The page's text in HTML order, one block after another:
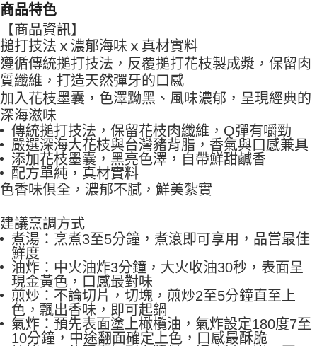
相關說明
【大哥付你分期使用說明】
1.本服務由台灣大哥大提供，台灣大哥大用戶可立即使用無須另外申請。
2.付款方式選擇「大哥付你分期」，訂單成立後會自動跳轉到大哥付的交易
流程，驗證手機門號後，選擇欲分期的期數、繳款截止日，確認付款後即完
成交易。
3.實際核准額度、可分期數及費用金額請依後續交易確認頁面所載為準。
4.訂單成立30分鐘內，如未前往確認交易或遇審核未通過，訂單將自動取
消。如遇「轉專審核」未通過狀況，表示未達大哥付你分期系統評分，恕無
法說明評估內容。
【繳款方式說明】
1.分期款項不併入電信帳單，「大哥付你分期」於每月結算日後寄送繳費提
醒簡訊。
2.透過簡訊連結打開帳單後，可選擇「超商條碼／台灣大直營門市／銀行轉
帳／街口支付／iPASS MONEY」等通路繳費。
1.本服務係由「台灣大哥大股份有限公司」（以下簡稱本公司）所提供，讓
用戶於交易時，得透過本服務購買商品或服務，並由商店將買賣／分期付款
買賣價金債權讓與本公司後，依約使用本公司帳單繳交帳款。
2.基於同意付款使用「大哥付你分期」之契約關係目的，商店將以您的個人
資料（包含姓名、電話或地址）提供予台灣大哥大進項蒐集、處理及利用，
由本公司與您本人進行分期帳單所需資料之確認、核對及更正。
3.完整用戶服務條款，請詳閱以下連結：https://oppay.tw/userRule
AFTEE先享後付
相關說明
【關於「AFTEE先享後付」】
AFTEE先享後付是「在收到商品之後才付款」的支付方式。 讓您購物簡單
便利好安心！
１．簡單：不需註冊會員、不需綁卡、不需儲值。
２．便利：只要手機號碼，簡訊認證，即可結帳。
３．安心：先確認商品／服務後，再付款。
【「AFTEE先享後付」結帳流程】
１．於結帳方式選擇「AFTEE先享後付」後，將跳轉至「AFTEE先享後付」
結帳頁面，進行簡訊認證並確認金額後，即可完成結帳。
２．訂單成立數日內，您將收到繳費通知簡訊。
ATM／網路銀行／等多元方式進行付款，方視為交易完成。
※ 請注意：結帳手續完成當下不需立刻繳費，但若您需要取消訂單，請聯絡
購買商品的店家。未經商家同意取消之訂單仍視為有效，需透過AFTEE先享
後付繳納相關費用。
※ 交易是否成功請以「AFTEE先享後付 」之結帳頁面顯示為準，若有關於
是否繳費成功／繳費後需取消欲退款等相關疑問，請聯繫「AFTEE先享後付
客戶支援中心」https://netprotections.freshdesk.com/support/home
【注意事項】
１．透過由恩沛科技股份有限公司提供之「AFTEE先享後付」服務完成之交
ATM付款
運送方式
一夫水產-冷凍7-11取貨(快速到店)
每筆NT$250，滿NT$2,000(含以上)免運費
一夫水產-冷凍宅配
每筆NT$250，滿NT$1,800(含以上)免運費
商品特色
【商品資訊】
搥打技法ｘ濃郁海味ｘ真材實料
遵循傳統搥打技法，反覆搥打花枝製成漿，保留⾁
質纖維，打造天然彈牙的⼝感
加入花枝墨囊，⾊澤黝⿊、風味濃郁，呈現經典的
深海滋味
傳統搥打技法，保留花枝⾁纖維，Q彈有嚼勁
嚴選深海⼤花枝與台灣豬背脂，香氣與⼝感兼具
添加花枝墨囊，⿊亮⾊澤，⾃帶鮮甜鹹香
配⽅單純，真材實料
⾊香味俱全，濃郁不膩，鮮美紮實
建議烹調方式
煮湯：烹煮3至5分鐘，煮滾即可享用，品嘗最佳
鮮度
油炸：中火油炸3分鐘，大火收油30秒，表面呈
現金黃色，口感最對味
煎炒：不論切片，切塊，煎炒2至5分鐘直至上
色，飄出香味，即可起鍋
氣炸：預先表面塗上橄欖油，氣炸設定180度7至
10分鐘，中途翻面確定上色，口感最酥脆